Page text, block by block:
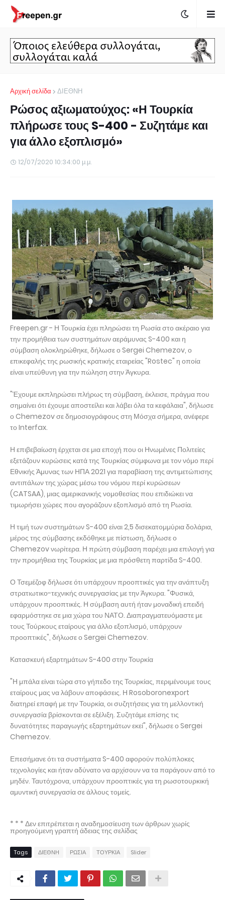
Αρχική σελίδα ΔΙΕΘΝΗ
Ρώσος αξιωματούχος: «Η Τουρκία
πλήρωσε τους S-400 - Συζητάμε και
για άλλο εξοπλισμό»
12/07/2020 10:34:00 μ.μ.
Freepen.gr - Η Τουρκία έχει πληρώσει τη Ρωσία στο ακέραιο για
την προμήθεια των συστημάτων αεράμυνας S-400 και η
σύμβαση ολοκληρώθηκε, δήλωσε ο Sergei Chemezov, ο
επικεφαλής της ρωσικής κρατικής εταιρείας "Rostec" η οποία
είναι υπεύθυνη για την πώληση στην Άγκυρα.
"Έχουμε εκπληρώσει πλήρως τη σύμβαση, έκλεισε, πράγμα που
σημαίνει ότι έχουμε αποστείλει και λάβει όλα τα κεφάλαια", δήλωσε
ο Chemezov σε δημοσιογράφους στη Μόσχα σήμερα, ανέφερε
το Interfax.
Η επιβεβαίωση έρχεται σε μια εποχή που οι Ηνωμένες Πολιτείες
εξετάζουν κυρώσεις κατά της Τουρκίας σύμφωνα με τον νόμο περί
Εθνικής Άμυνας των ΗΠΑ 2021 για παραβίαση της αντιμετώπισης
αντιπάλων της χώρας μέσω του νόμου περί κυρώσεων
(CATSAA), μιας αμερικανικής νομοθεσίας που επιδιώκει να
τιμωρήσει χώρες που αγοράζουν εξοπλισμό από τη Ρωσία.
Η τιμή των συστημάτων S-400 είναι 2,5 δισεκατομμύρια δολάρια,
μέρος της σύμβασης εκδόθηκε με πίστωση, δήλωσε ο
Chemezov νωρίτερα. Η πρώτη σύμβαση παρέχει μια επιλογή για
την προμήθεια της Τουρκίας με μια πρόσθετη παρτίδα S-400.
Ο Τσεμέζοφ δήλωσε ότι υπάρχουν προοπτικές για την ανάπτυξη
στρατιωτικο-τεχνικής συνεργασίας με την Άγκυρα. "Φυσικά,
υπάρχουν προοπτικές. Η σύμβαση αυτή ήταν μοναδική επειδή
εφαρμόστηκε σε μια χώρα του ΝΑΤΟ. Διαπραγματευόμαστε με
τους Τούρκους εταίρους για άλλο εξοπλισμό, υπάρχουν
προοπτικές", δήλωσε ο Sergei Chemezov.
Κατασκευή εξαρτημάτων S-400 στην Τουρκία
"Η μπάλα είναι τώρα στο γήπεδο της Τουρκίας, περιμένουμε τους
εταίρους μας να λάβουν αποφάσεις. Η Rosoboronexport
διατηρεί επαφή με την Τουρκία, οι συζητήσεις για τη μελλοντική
συνεργασία βρίσκονται σε εξέλιξη. Συζητάμε επίσης τις
δυνατότητες παραγωγής εξαρτημάτων εκεί", δήλωσε ο Sergei
Chemezov.
Επεσήμανε ότι τα συστήματα S-400 αφορούν πολύπλοκες
τεχνολογίες και ήταν αδύνατο να αρχίσουν να τα παράγουν από το
μηδέν. Ταυτόχρονα, υπάρχουν προοπτικές για τη ρωσοτουρκική
αμυντική συνεργασία σε άλλους τομείς.
* * * Δεν επιτρέπεται η αναδημοσίευση των άρθρων χωρίς
προηγούμενη γραπτή άδειας της σελίδας
Tags ΔΙΕΘΝΗ ΡΩΣΙΑ ΤΟΥΡΚΙΑ Slider